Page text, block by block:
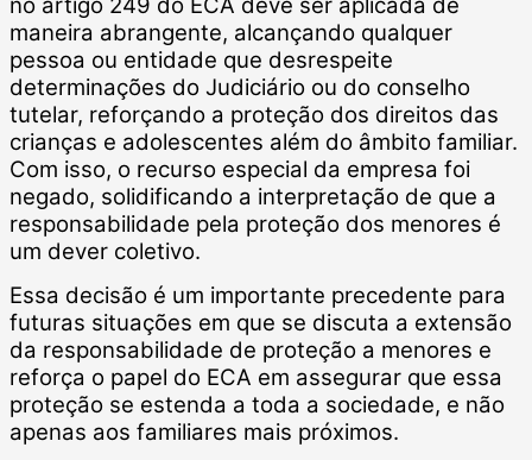
no artigo 249 do ECA deve ser aplicada de
maneira abrangente, alcançando qualquer
pessoa ou entidade que desrespeite
determinações do Judiciário ou do conselho
tutelar, reforçando a proteção dos direitos das
crianças e adolescentes além do âmbito familiar.
Com isso, o recurso especial da empresa foi
negado, solidificando a interpretação de que a
responsabilidade pela proteção dos menores é
um dever coletivo.
Essa decisão é um importante precedente para
futuras situações em que se discuta a extensão
da responsabilidade de proteção a menores e
reforça o papel do ECA em assegurar que essa
proteção se estenda a toda a sociedade, e não
apenas aos familiares mais próximos.